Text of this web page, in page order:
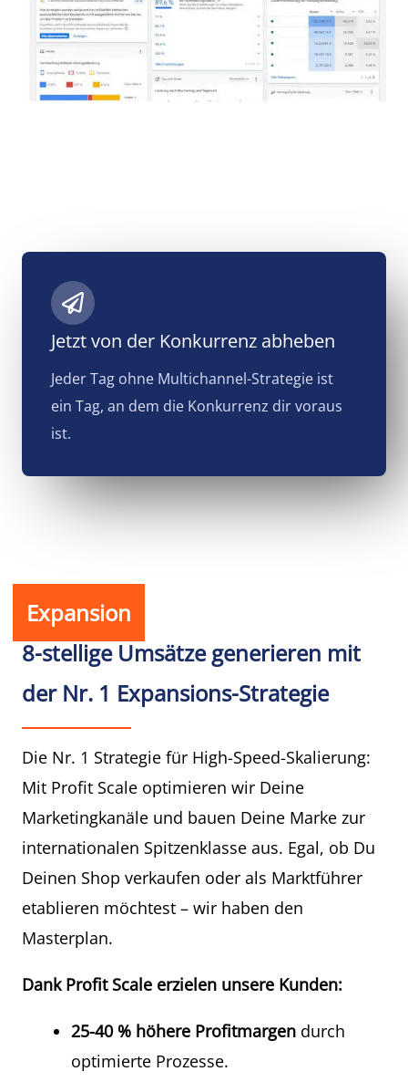
Jetzt von der Konkurrenz abheben
Jeder Tag ohne Multichannel-Strategie ist
ein Tag, an dem die Konkurrenz dir voraus
ist.
Expansion
8-stellige Umsätze generieren mit
der Nr. 1 Expansions-Strategie
Die Nr. 1 Strategie für High-Speed-Skalierung:
Mit Profit Scale optimieren wir Deine
Marketingkanäle und bauen Deine Marke zur
internationalen Spitzenklasse aus. Egal, ob Du
Deinen Shop verkaufen oder als Marktführer
etablieren möchtest – wir haben den
Masterplan.
Dank Profit Scale erzielen unsere Kunden:
25-40 % höhere Profitmargen durch
optimierte Prozesse.